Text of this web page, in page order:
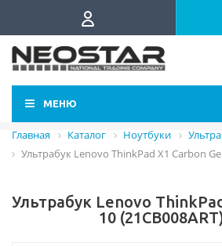
МЕНЮ
Главная Каталог Ноутбуки
Ультрабук Lenovo ThinkPad X1 Carbon
Ультрабук Lenovo
10